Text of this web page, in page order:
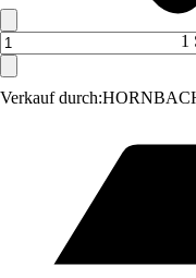
Verkauf durch:
1